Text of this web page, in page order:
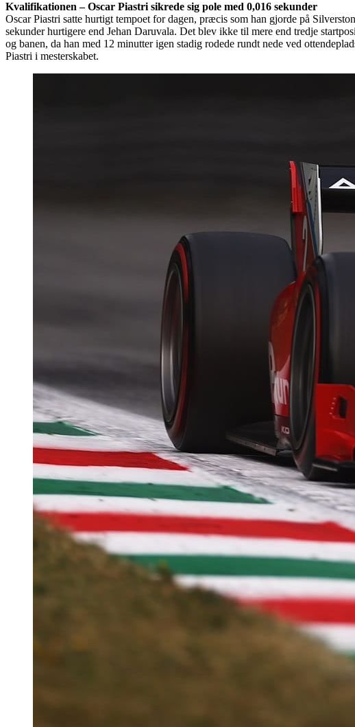
Kvalifikationen – Oscar Piastri sikrede sig pole med 0,016 sekunder
Oscar Piastri satte hurtigt tempoet for dagen, præcis som han gjorde på
sekunder hurtigere end Jehan Daruvala. Det blev ikke til mere end tredje
og banen, da han med 12 minutter igen stadig rodede rundt nede ved
Piastri i mesterskabet.